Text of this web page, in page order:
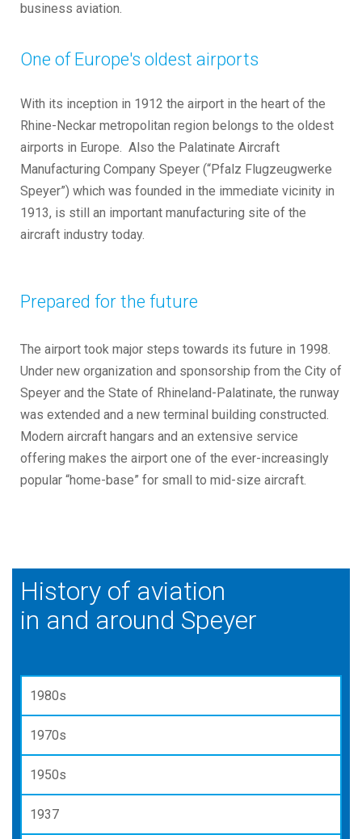
business aviation.
One of Europe's oldest airports
With its inception in 1912 the airport in the heart of the
Rhine-Neckar metropolitan region belongs to the oldest
airports in Europe. Also the Palatinate Aircraft
Manufacturing Company Speyer (“Pfalz Flugzeugwerke
Speyer”) which was founded in the immediate vicinity in
1913, is still an important manufacturing site of the
aircraft industry today.
Prepared for the future
The airport took major steps towards its future in 1998.
Under new organization and sponsorship from the City of
Speyer and the State of Rhineland-Palatinate, the runway
was extended and a new terminal building constructed.
Modern aircraft hangars and an extensive service
offering makes the airport one of the ever-increasingly
popular “home-base” for small to mid-size aircraft.
History of aviation
in and around Speyer
1980s
1970s
1950s
1937